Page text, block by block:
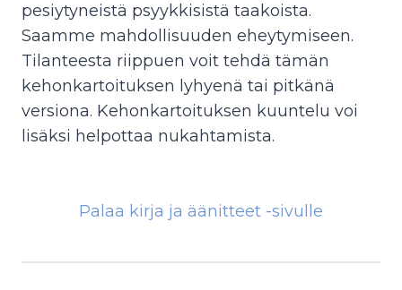
pesiytyneistä psyykkisistä taakoista.
Saamme mahdollisuuden eheytymiseen.
Tilanteesta riippuen voit tehdä tämän
kehonkartoituksen lyhyenä tai pitkänä
versiona. Kehonkartoituksen kuuntelu voi
lisäksi helpottaa nukahtamista.
Palaa kirja ja äänitteet -sivulle